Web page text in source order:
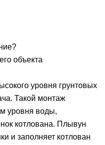
объекта
уровня грунтовых
Такой монтаж
уровня воды,
котлована. Плывун
и заполняет котлован